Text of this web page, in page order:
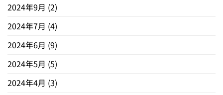
2024年9月 (2)
2024年7月 (4)
2024年6月 (9)
2024年5月 (5)
2024年4月 (3)